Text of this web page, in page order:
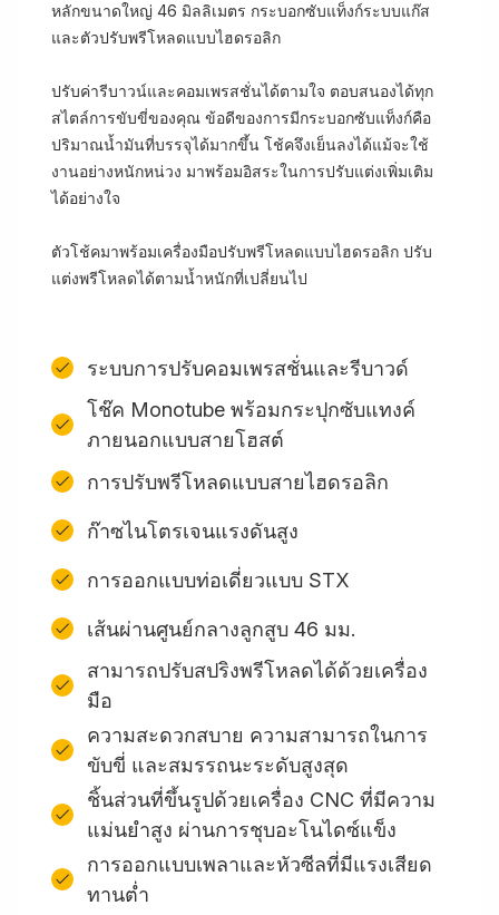
หลักขนาดใหญ่ 46 มิลลิเมตร กระบอกซับแท็งก์ระบบแก๊ส
และตัวปรับพรีโหลดแบบไฮดรอลิก
ปรับค่ารีบาวน์และคอมเพรสชั่นได้ตามใจ ตอบสนองได้ทุก
สไตล์การขับขี่ของคุณ ข้อดีของการมีกระบอกซับแท็งก์คือ
ปริมาณน้ำมันที่บรรจุได้มากขึ้น โช้คจึงเย็นลงได้แม้จะใช้
งานอย่างหนักหน่วง มาพร้อมอิสระในการปรับแต่งเพิ่มเติม
ได้อย่างใจ
ตัวโช้คมาพร้อมเครื่องมือปรับพรีโหลดแบบไฮดรอลิก ปรับ
แต่งพรีโหลดได้ตามน้ำหนักที่เปลี่ยนไป
ระบบการปรับคอมเพรสชั่นและรีบาวด์
โช๊ค Monotube พร้อมกระปุกซับแทงค์
ภายนอกแบบสายโฮสต์
การปรับพรีโหลดแบบสายไฮดรอลิก
ก๊าซไนโตรเจนแรงดันสูง
การออกแบบท่อเดี่ยวแบบ STX
เส้นผ่านศูนย์กลางลูกสูบ 46 มม.
สามารถปรับสปริงพรีโหลดได้ด้วยเครื่อง
มือ
ความสะดวกสบาย ความสามารถในการ
ขับขี่ และสมรรถนะระดับสูงสุด
ชิ้นส่วนที่ขึ้นรูปด้วยเครื่อง CNC ที่มีความ
แม่นยำสูง ผ่านการชุบอะโนไดซ์แข็ง
การออกแบบเพลาและหัวซีลที่มีแรงเสียด
ทานต่ำ